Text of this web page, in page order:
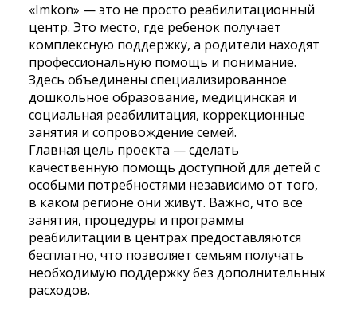
«Imkon» — это не просто реабилитационный
центр. Это место, где ребенок получает
комплексную поддержку, а родители находят
профессиональную помощь и понимание.
Здесь объединены специализированное
дошкольное образование, медицинская и
социальная реабилитация, коррекционные
занятия и сопровождение семей.
Главная цель проекта — сделать
качественную помощь доступной для детей с
особыми потребностями независимо от того,
в каком регионе они живут. Важно, что все
занятия, процедуры и программы
реабилитации в центрах предоставляются
бесплатно, что позволяет семьям получать
необходимую поддержку без дополнительных
расходов.